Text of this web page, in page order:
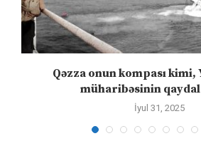
Qəzza onun kompası kimi,
müharibəsinin
İyul 31, 2025